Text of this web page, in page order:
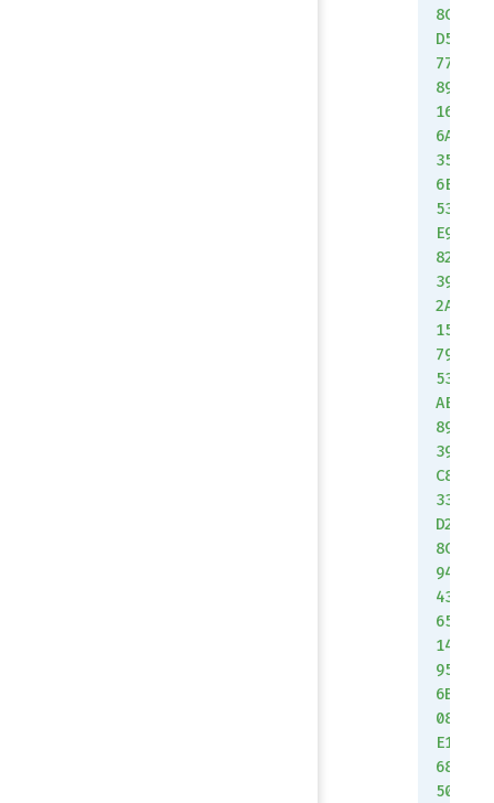
8C
D5
77
89
16
6A
35
6E
53
E9
82
39
2A
15
79
53
AE
89
39
C8
33
D2
8C
94
43
65
14
95
6B
08
E1
68
50